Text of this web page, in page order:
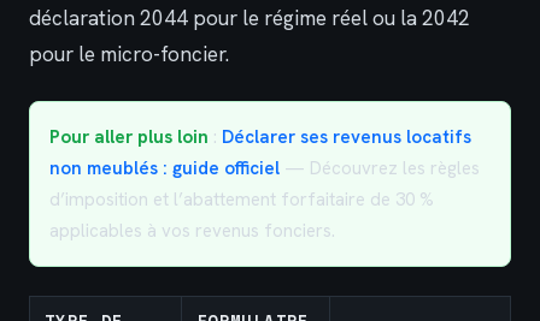
déclaration 2044 pour le régime réel ou la 2042
pour le micro-foncier.
Pour aller plus loin : Déclarer ses revenus locatifs
non meublés : guide officiel — Découvrez les règles
d’imposition et l’abattement forfaitaire de 30 %
applicables à vos revenus fonciers.